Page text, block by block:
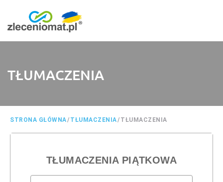
TŁUMACZENIA
STRONA GŁÓWNA/ TŁUMACZENIA/ TŁUMACZENIA
TŁUMACZENIA PIĄTKOWA